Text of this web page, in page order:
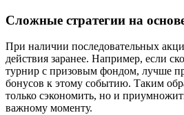
Сложные стратегии на
При наличии последовательных
действия заранее. Например, если
турнир с призовым фондом, лучше
бонусов к этому событию. Таким
только сэкономить, но и
важному моменту.